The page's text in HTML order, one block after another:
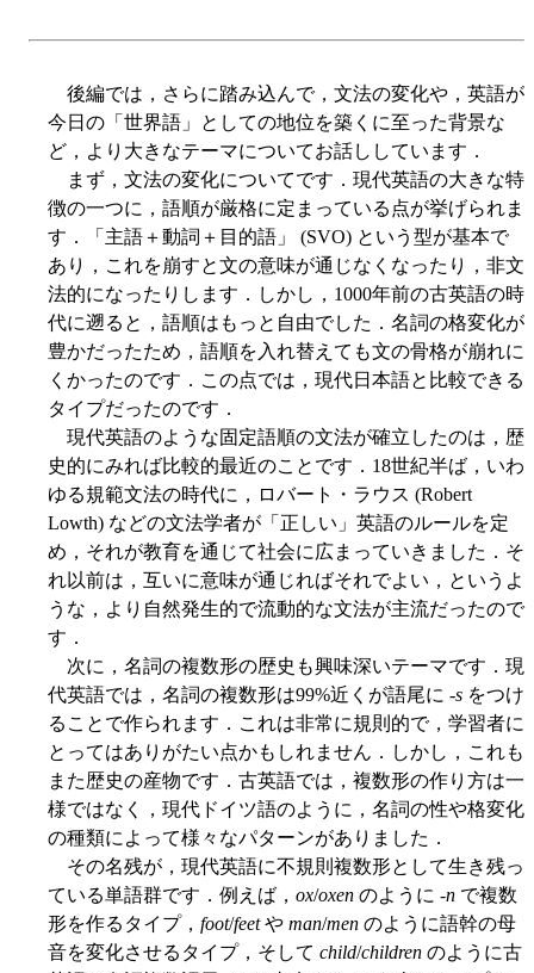
後編では，さらに踏み込んで，文法の変化や，英語が
今日の「世界語」としての地位を築くに至った背景な
ど，より大きなテーマについてお話ししています．
まず，文法の変化についてです．現代英語の大きな特
徴の一つに，語順が厳格に定まっている点が挙げられま
す．「主語＋動詞＋目的語」 (SVO) という型が基本で
あり，これを崩すと文の意味が通じなくなったり，非文
法的になったりします．しかし，1000年前の古英語の時
代に遡ると，語順はもっと自由でした．名詞の格変化が
豊かだったため，語順を入れ替えても文の骨格が崩れに
くかったのです．この点では，現代日本語と比較できる
タイプだったのです．
現代英語のような固定語順の文法が確立したのは，歴
史的にみれば比較的最近のことです．18世紀半ば，いわ
ゆる規範文法の時代に，ロバート・ラウス (Robert
Lowth) などの文法学者が「正しい」英語のルールを定
め，それが教育を通じて社会に広まっていきました．そ
れ以前は，互いに意味が通じればそれでよい，というよ
うな，より自然発生的で流動的な文法が主流だったので
す．
次に，名詞の複数形の歴史も興味深いテーマです．現
代英語では，名詞の複数形は99%近くが語尾に -s をつけ
ることで作られます．これは非常に規則的で，学習者に
とってはありがたい点かもしれません．しかし，これも
また歴史の産物です．古英語では，複数形の作り方は一
様ではなく，現代ドイツ語のように，名詞の性や格変化
の種類によって様々なパターンがありました．
その名残が，現代英語に不規則複数形として生き残っ
ている単語群です．例えば， ox/oxen のように -n で複数
形を作るタイプ， foot/feetや man/men のように語幹の母
音を変化させるタイプ，そして child/children のように古